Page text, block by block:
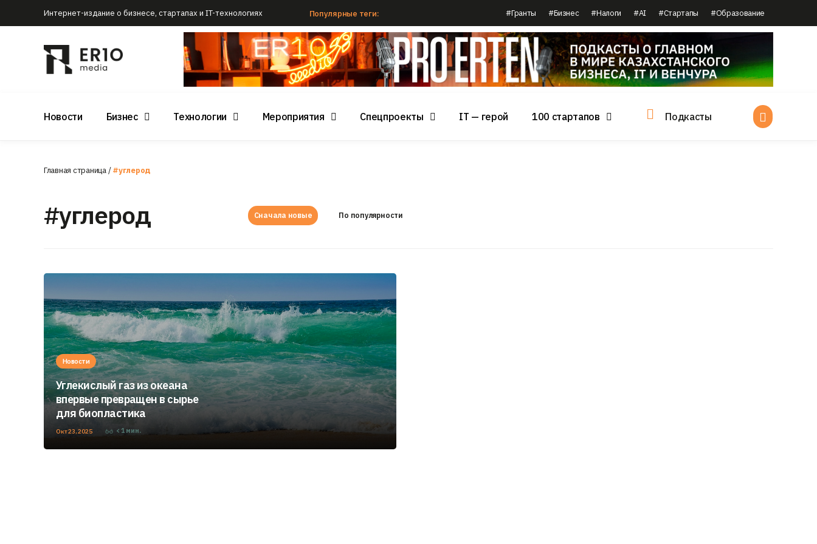
Интернет-издание о бизнесе, стартапах и IT-технологиях Популярные теги: #Гранты #Бизнес #Налоги #AI #Стартапы #Образование
Новости Бизнес Технологии Мероприятия Спецпроекты IT — герой 100 стартапов Подкасты
Главная страница/#углерод
#углерод Сначала новые По популярности
Новости
Углекислый газ из океана
впервые превращен в сырье
для биопластика
Окт 23, 2025 < 1 мин.